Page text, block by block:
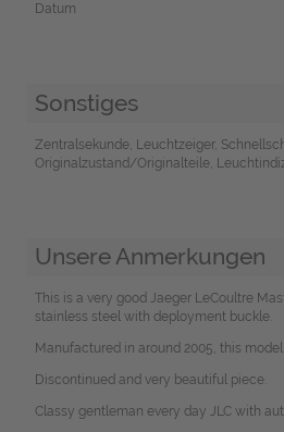
Datum
Sonstiges
Zentralsekunde, Leuchtzeiger,
Originalzustand/Originalteile,
Unsere Anmerkungen
This is a very good Jaeger LeCoultre
stainless steel with deployment buckle.
Manufactured in around 2005, this
Discontinued and very beautiful piece.
Classy gentleman every day JLC with